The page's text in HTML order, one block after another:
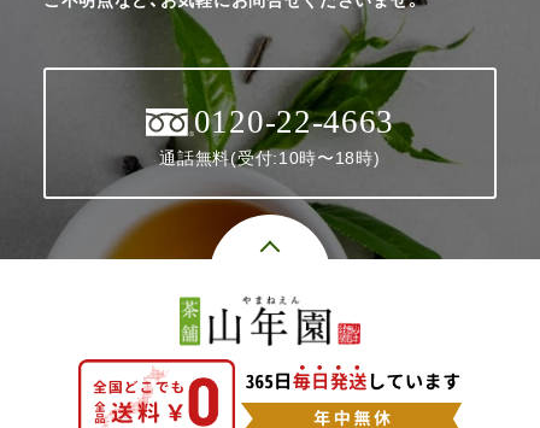
0120-22-4663
通話無料(受付:10時〜18時)